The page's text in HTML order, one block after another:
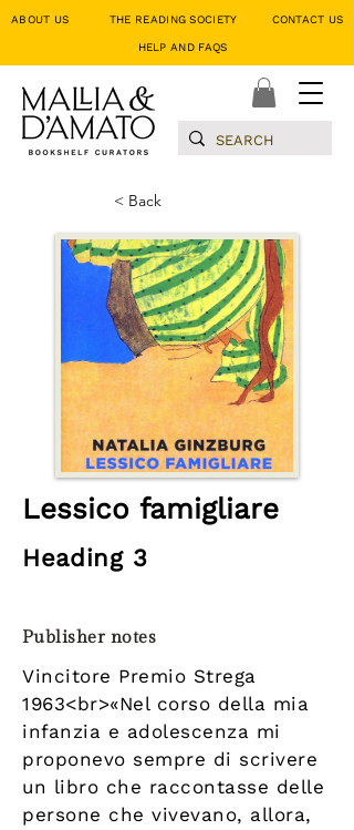
ABOUT US THE READING SOCIETY CONTACT
HELP AND FAQS
< Back
Lessico famigliare
Heading 3
Publisher notes
Vincitore Premio Strega
1963<br>«Nel corso della mia
infanzia e adolescenza mi
proponevo sempre di scrivere
un libro che raccontasse delle
persone che vivevano, allora,